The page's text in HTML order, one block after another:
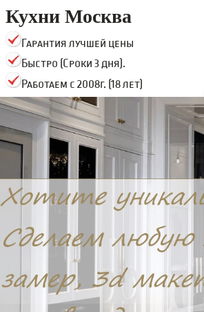
Кухни Москва
Гарантия лучшей цены
Быстро (Сроки 3 дня).
Работаем с 2008г. (18 лет)